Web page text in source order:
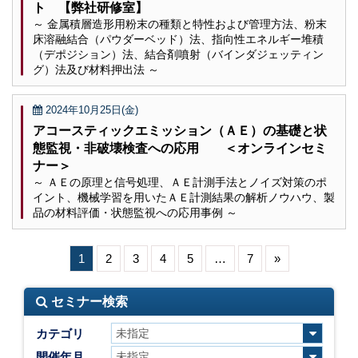
ト 【弊社研修室】
～ 金属積層造形用粉末の種類と特性および管理方法、粉末
床溶融結合（パウダーベッド）法、指向性エネルギー堆積
（デポジション）法、結合剤噴射（バインダジェッティン
グ）法及び材料押出法 ～
2024年10月25日(金)
アコースティックエミッション（ＡＥ）の基礎と状
態監視・非破壊検査への応用 ＜オンラインセミ
ナー＞
～ ＡＥの原理と信号処理、ＡＥ計測手法とノイズ対策のポ
イント、機械学習を用いたＡＥ計測結果の解析ノウハウ、製
品の材料評価・状態監視への応用事例 ～
1 2 3 4 5 … 7 »
セミナー検索
カテゴリ